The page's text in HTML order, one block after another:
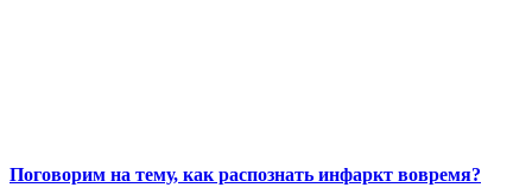
Поговорим на тему, как распознать инфаркт вовремя?